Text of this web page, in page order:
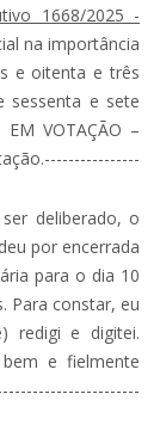
1668/2025 -
na importância
e oitenta e três
sessenta e sete
VOTAÇÃO –
deliberado, o
por encerrada
para o dia 10
Para constar, eu
redigi e digitei.
bem e fielmente